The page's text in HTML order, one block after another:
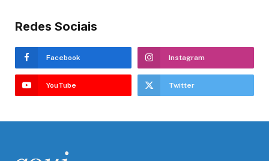
Redes Sociais
Facebook Instagram
YouTube Twitter